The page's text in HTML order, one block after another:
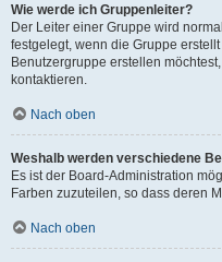
Wie werde ich Gruppenleiter?
Der Leiter einer Gruppe wird
festgelegt, wenn die Gruppe
Benutzergruppe erstellen
kontaktieren.
Nach oben
Weshalb werden verschiedene
Es ist der Board-Administration
Farben zuzuteilen, so dass deren
Nach oben